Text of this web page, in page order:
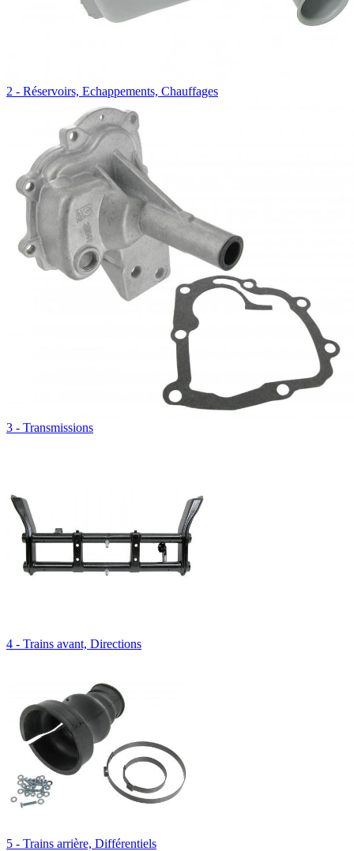
2 - Réservoirs, Echappements, Chauffages
3 - Transmissions
4 - Trains avant, Directions
5 - Trains arrière, Différentiels